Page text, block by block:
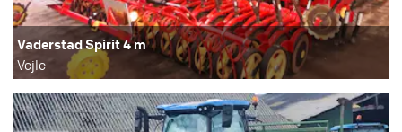
Vaderstad Spirit 4 m
Vejle